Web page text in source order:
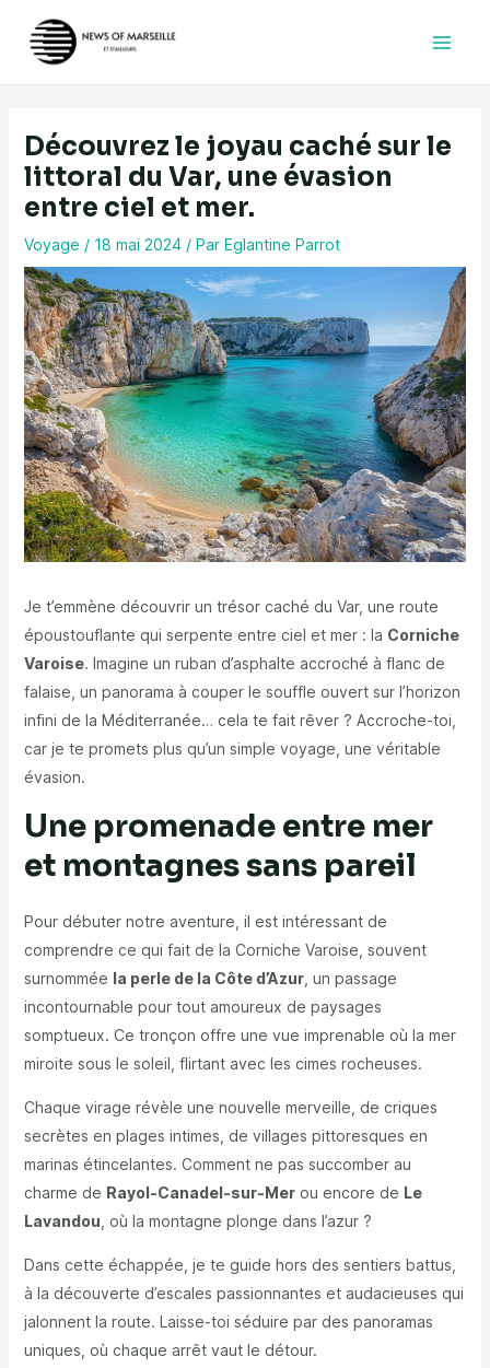
contenu
Découvrez le joyau caché sur le
littoral du Var, une évasion
entre ciel et mer.
Voyage / 18 mai 2024 / Par Eglantine Parrot
Je t’emmène découvrir un trésor caché du Var, une route
époustouflante qui serpente entre ciel et mer : la Corniche
Varoise. Imagine un ruban d’asphalte accroché à flanc de
falaise, un panorama à couper le souffle ouvert sur l’horizon
infini de la Méditerranée… cela te fait rêver ? Accroche-toi,
car je te promets plus qu’un simple voyage, une véritable
évasion.
Une promenade entre mer
et montagnes sans pareil
Pour débuter notre aventure, il est intéressant de
comprendre ce qui fait de la Corniche Varoise, souvent
surnommée la perle de la Côte d’Azur, un passage
incontournable pour tout amoureux de paysages
somptueux. Ce tronçon offre une vue imprenable où la mer
miroite sous le soleil, flirtant avec les cimes rocheuses.
Chaque virage révèle une nouvelle merveille, de criques
secrètes en plages intimes, de villages pittoresques en
marinas étincelantes. Comment ne pas succomber au
charme de Rayol-Canadel-sur-Merou encore de Le
Lavandou , où la montagne plonge dans l’azur ?
Dans cette échappée, je te guide hors des sentiers battus,
à la découverte d’escales passionnantes et audacieuses qui
jalonnent la route. Laisse-toi séduire par des panoramas
uniques, où chaque arrêt vaut le détour.